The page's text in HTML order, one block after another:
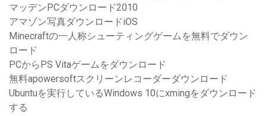
マッデンPCダウンロード2010
アマゾン写真ダウンロードiOS
Minecraftの一人称シューティングゲームを無料でダウン
ロード
PCからPS Vitaゲームをダウンロード
無料apowersoftスクリーンレコーダーダウンロード
Ubuntuを実行しているWindows 10にxmingをダウンロード
する